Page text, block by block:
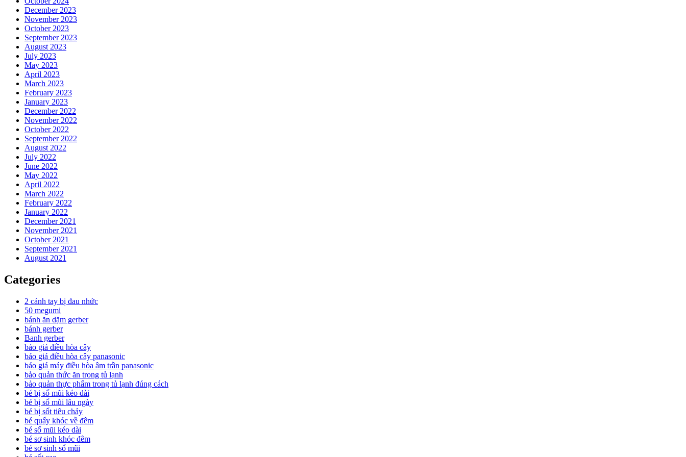
December 2023
November 2023
October 2023
September 2023
August 2023
July 2023
May 2023
April 2023
March 2023
February 2023
January 2023
December 2022
November 2022
October 2022
September 2022
August 2022
July 2022
June 2022
May 2022
April 2022
March 2022
February 2022
January 2022
December 2021
November 2021
October 2021
September 2021
August 2021
Categories
2 cánh tay bị đau nhức
50 megumi
bánh ăn dặm gerber
bánh gerber
Banh gerber
báo giá điều hòa cây
báo giá điều hòa cây panasonic
báo giá máy điều hòa âm trần panasonic
bảo quản thức ăn trong tủ lạnh
bảo quản thực phẩm trong tủ lạnh đúng cách
bé bị sổ mũi kéo dài
bé bị sổ mũi lâu ngày
bé bị sốt tiêu chảy
bé quấy khóc về đêm
bé sổ mũi kéo dài
bé sơ sinh khóc đêm
bé sơ sinh sổ mũi